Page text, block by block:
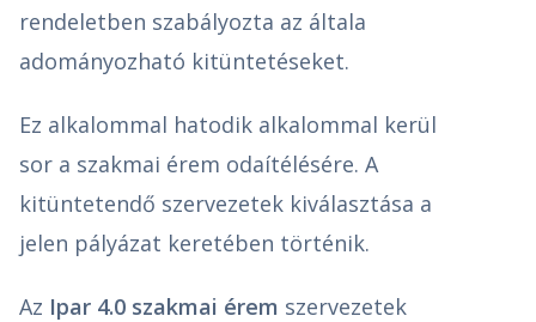
rendeletben szabályozta az általa
adományozható kitüntetéseket.
Ez alkalommal hatodik alkalommal kerül
sor a szakmai érem odaítélésére. A
kitüntetendő szervezetek kiválasztása a
jelen pályázat keretében történik.
Az Ipar 4.0 szakmai érem szervezetek